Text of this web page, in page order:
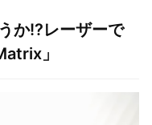
か!?レーザーで
」